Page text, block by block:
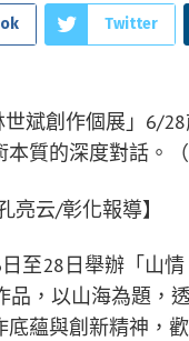
Twitter
斌創作個展」6/
本質的深度對話。
亮云/彰化報導】
至28日舉辦「山
品，以山海為題，
蘊與創新精神，